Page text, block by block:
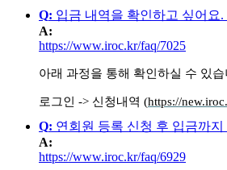
Q: 입금 내역을 확인하고 싶어요.
A:
https://www.iroc.kr/faq/7025
아래 과정을 통해 확인하실 수 있습
로그인 -> 신청내역 (https://
Q: 연회원 등록 신청 후 입금까
A:
https://www.iroc.kr/faq/6929